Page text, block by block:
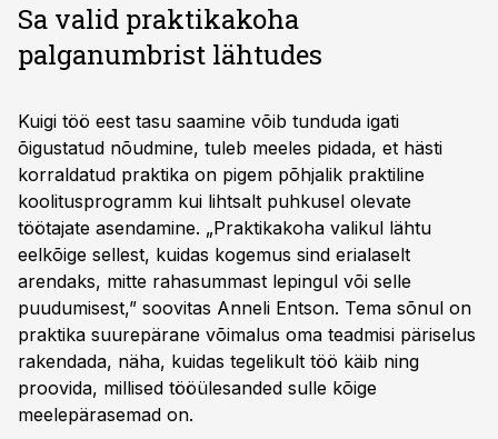
Sa valid praktikakoha
palganumbrist lähtudes
Kuigi töö eest tasu saamine võib tunduda igati
õigustatud nõudmine, tuleb meeles pidada, et hästi
korraldatud praktika on pigem põhjalik praktiline
koolitusprogramm kui lihtsalt puhkusel olevate
töötajate asendamine. „Praktikakoha valikul lähtu
eelkõige sellest, kuidas kogemus sind erialaselt
arendaks, mitte rahasummast lepingul või selle
puudumisest,” soovitas Anneli Entson. Tema sõnul on
praktika suurepärane võimalus oma teadmisi päriselus
rakendada, näha, kuidas tegelikult töö käib ning
proovida, millised tööülesanded sulle kõige
meelepärasemad on.